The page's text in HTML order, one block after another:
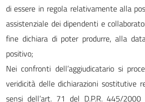
di essere in regola relativamente alla
assistenziale dei dipendenti e
fine dichiara di poter produrre, alla
positivo;
Nei confronti dell’aggiudicatario si
veridicità delle dichiarazioni sostitutive
sensi dell’art. 71 del D.P.R. 445/